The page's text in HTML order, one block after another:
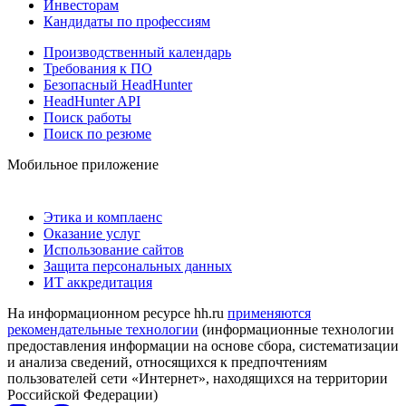
Инвесторам
Кандидаты по профессиям
Производственный календарь
Требования к ПО
Безопасный HeadHunter
HeadHunter API
Поиск работы
Поиск по резюме
Мобильное приложение
Этика и комплаенс
Оказание услуг
Использование сайтов
Защита персональных данных
ИТ аккредитация
На информационном ресурсе hh.ru применяются
рекомендательные технологии (информационные технологии
предоставления информации на основе сбора, систематизации
и анализа сведений, относящихся к предпочтениям
пользователей сети «Интернет», находящихся на территории
Российской Федерации)